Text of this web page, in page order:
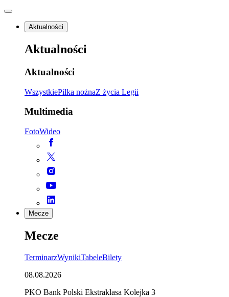
Aktualności
Aktualności
Aktualności
WszystkiePiłka nożnaZ życia Legii
Multimedia
FotoWideo
Mecze
Mecze
TerminarzWynikiTabeleBilety
08.08.2026
PKO Bank Polski Ekstraklasa Kolejka 3